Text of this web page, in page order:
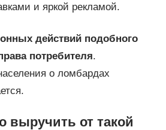
и яркой рекламой.
действий подобного
потребителя.
о ломбардах
выручить от такой